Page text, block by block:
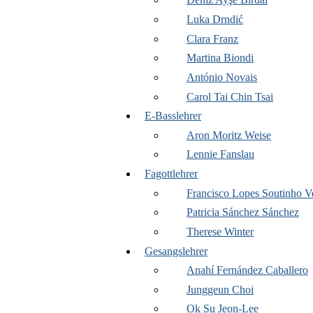
Luka Drndić
Clara Franz
Martina Biondi
António Novais
Carol Tai Chin Tsai
E-Basslehrer
Aron Moritz Weise
Lennie Fanslau
Fagottlehrer
Francisco Lopes Soutinho
Patricia Sánchez Sánchez
Therese Winter
Gesangslehrer
Anahí Fernández Caballero
Junggeun Choi
Ok Su Jeon-Lee